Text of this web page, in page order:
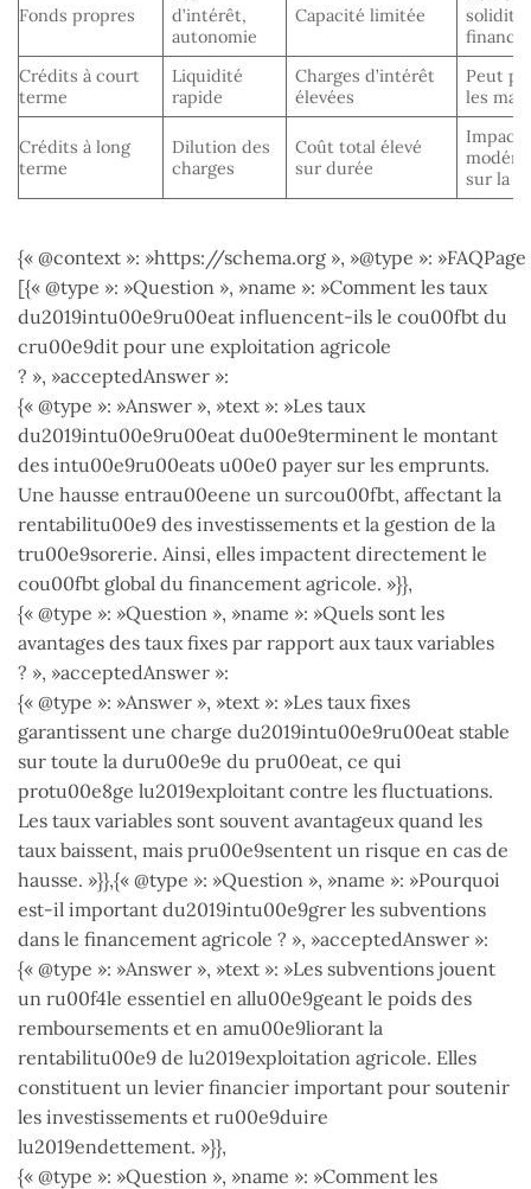
Fonds propres
d’intérêt,
autonomie
Capacité limitée
solidité
Crédits à court
terme
Liquidité
rapide
Charges d’intérêt
élevées
Peut
les
Crédits à long
terme
Dilution des
charges
Coût total élevé
sur durée
Impact
modéré
sur la
{« @context »: »https://schema.org », »@type »:
[{« @type »: »Question », »name »: »Comment les taux
du2019intu00e9ru00eat influencent-ils le cou00fbt du
cru00e9dit pour une exploitation agricole
? », »acceptedAnswer »:
{« @type »: »Answer », »text »: »Les taux
du2019intu00e9ru00eat du00e9terminent le montant
des intu00e9ru00eats u00e0 payer sur les emprunts.
Une hausse entrau00eene un surcou00fbt, affectant la
rentabilitu00e9 des investissements et la gestion de la
tru00e9sorerie. Ainsi, elles impactent directement le
cou00fbt global du financement agricole. »}},
{« @type »: »Question », »name »: »Quels sont les
avantages des taux fixes par rapport aux taux variables
? », »acceptedAnswer »:
{« @type »: »Answer », »text »: »Les taux fixes
garantissent une charge du2019intu00e9ru00eat stable
sur toute la duru00e9e du pru00eat, ce qui
protu00e8ge lu2019exploitant contre les fluctuations.
Les taux variables sont souvent avantageux quand les
taux baissent, mais pru00e9sentent un risque en cas de
hausse. »}},{« @type »: »Question », »name »: »Pourquoi
est-il important du2019intu00e9grer les subventions
dans le financement agricole ? », »acceptedAnswer »:
{« @type »: »Answer », »text »: »Les subventions jouent
un ru00f4le essentiel en allu00e9geant le poids des
remboursements et en amu00e9liorant la
rentabilitu00e9 de lu2019exploitation agricole. Elles
constituent un levier financier important pour soutenir
les investissements et ru00e9duire
lu2019endettement. »}},
{« @type »: »Question », »name »: »Comment les